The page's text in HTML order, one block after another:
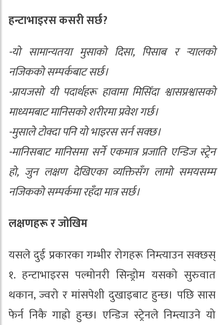
हन्टाभाइरस कसरी सर्छ?
-यो सामान्यतया मुसाको दिसा, पिसाब र र्‍यालको
नजिकको सम्पर्कबाट सर्छ।
-प्रायजसो यी पदार्थहरू हावामा मिसिँदा श्वासप्रश्वासको
माध्यमबाट मानिसको शरीरमा प्रवेश गर्छ।
-मुसाले टोक्दा पनि यो भाइरस सर्न सक्छ।
-मानिसबाट मानिसमा सर्ने एकमात्र प्रजाति एन्डिज स्ट्रेन
हो, जुन लक्षण देखिएका व्यक्तिसँग लामो समयसम्म
नजिकको सम्पर्कमा रहँदा मात्र सर्छ।
लक्षणहरू र जोखिम
यसले दुई प्रकारका गम्भीर रोगहरू निम्त्याउन सक्छस्
१. हन्टाभाइरस पल्मोनरी सिन्ड्रोम यसको सुरुवात
थकान, ज्वरो र मांसपेशी दुखाइबाट हुन्छ। पछि सास
फेर्न निकै गाह्रो हुन्छ। एन्डिज स्ट्रेनले निम्त्याउने यो